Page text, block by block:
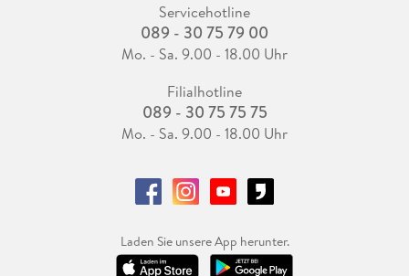
Servicehotline
089 - 30 75 79 00
Mo. - Sa. 9.00 - 18.00 Uhr
Filialhotline
089 - 30 75 75 75
Mo. - Sa. 9.00 - 18.00 Uhr
Laden Sie unsere App herunter.